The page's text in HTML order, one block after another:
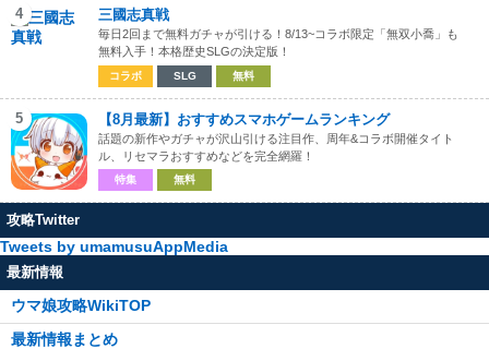
4 三國志真戦
毎日2回まで無料ガチャが引ける！8/13~コラボ限定「無双小喬」も
無料入手！本格歴史SLGの決定版！
コラボ SLG 無料
5 【8月最新】おすすめスマホゲームランキング
話題の新作やガチャが沢山引ける注目作、周年&コラボ開催タイト
ル、リセマラおすすめなどを完全網羅！
特集 無料
攻略Twitter
Tweets by umamusuAppMedia
最新情報
ウマ娘攻略WikiTOP
最新情報まとめ